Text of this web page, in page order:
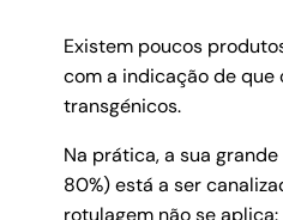
Existem poucos
com a indicação de
transgénicos.
Na prática, a sua
80%) está a ser
rotulagem não se